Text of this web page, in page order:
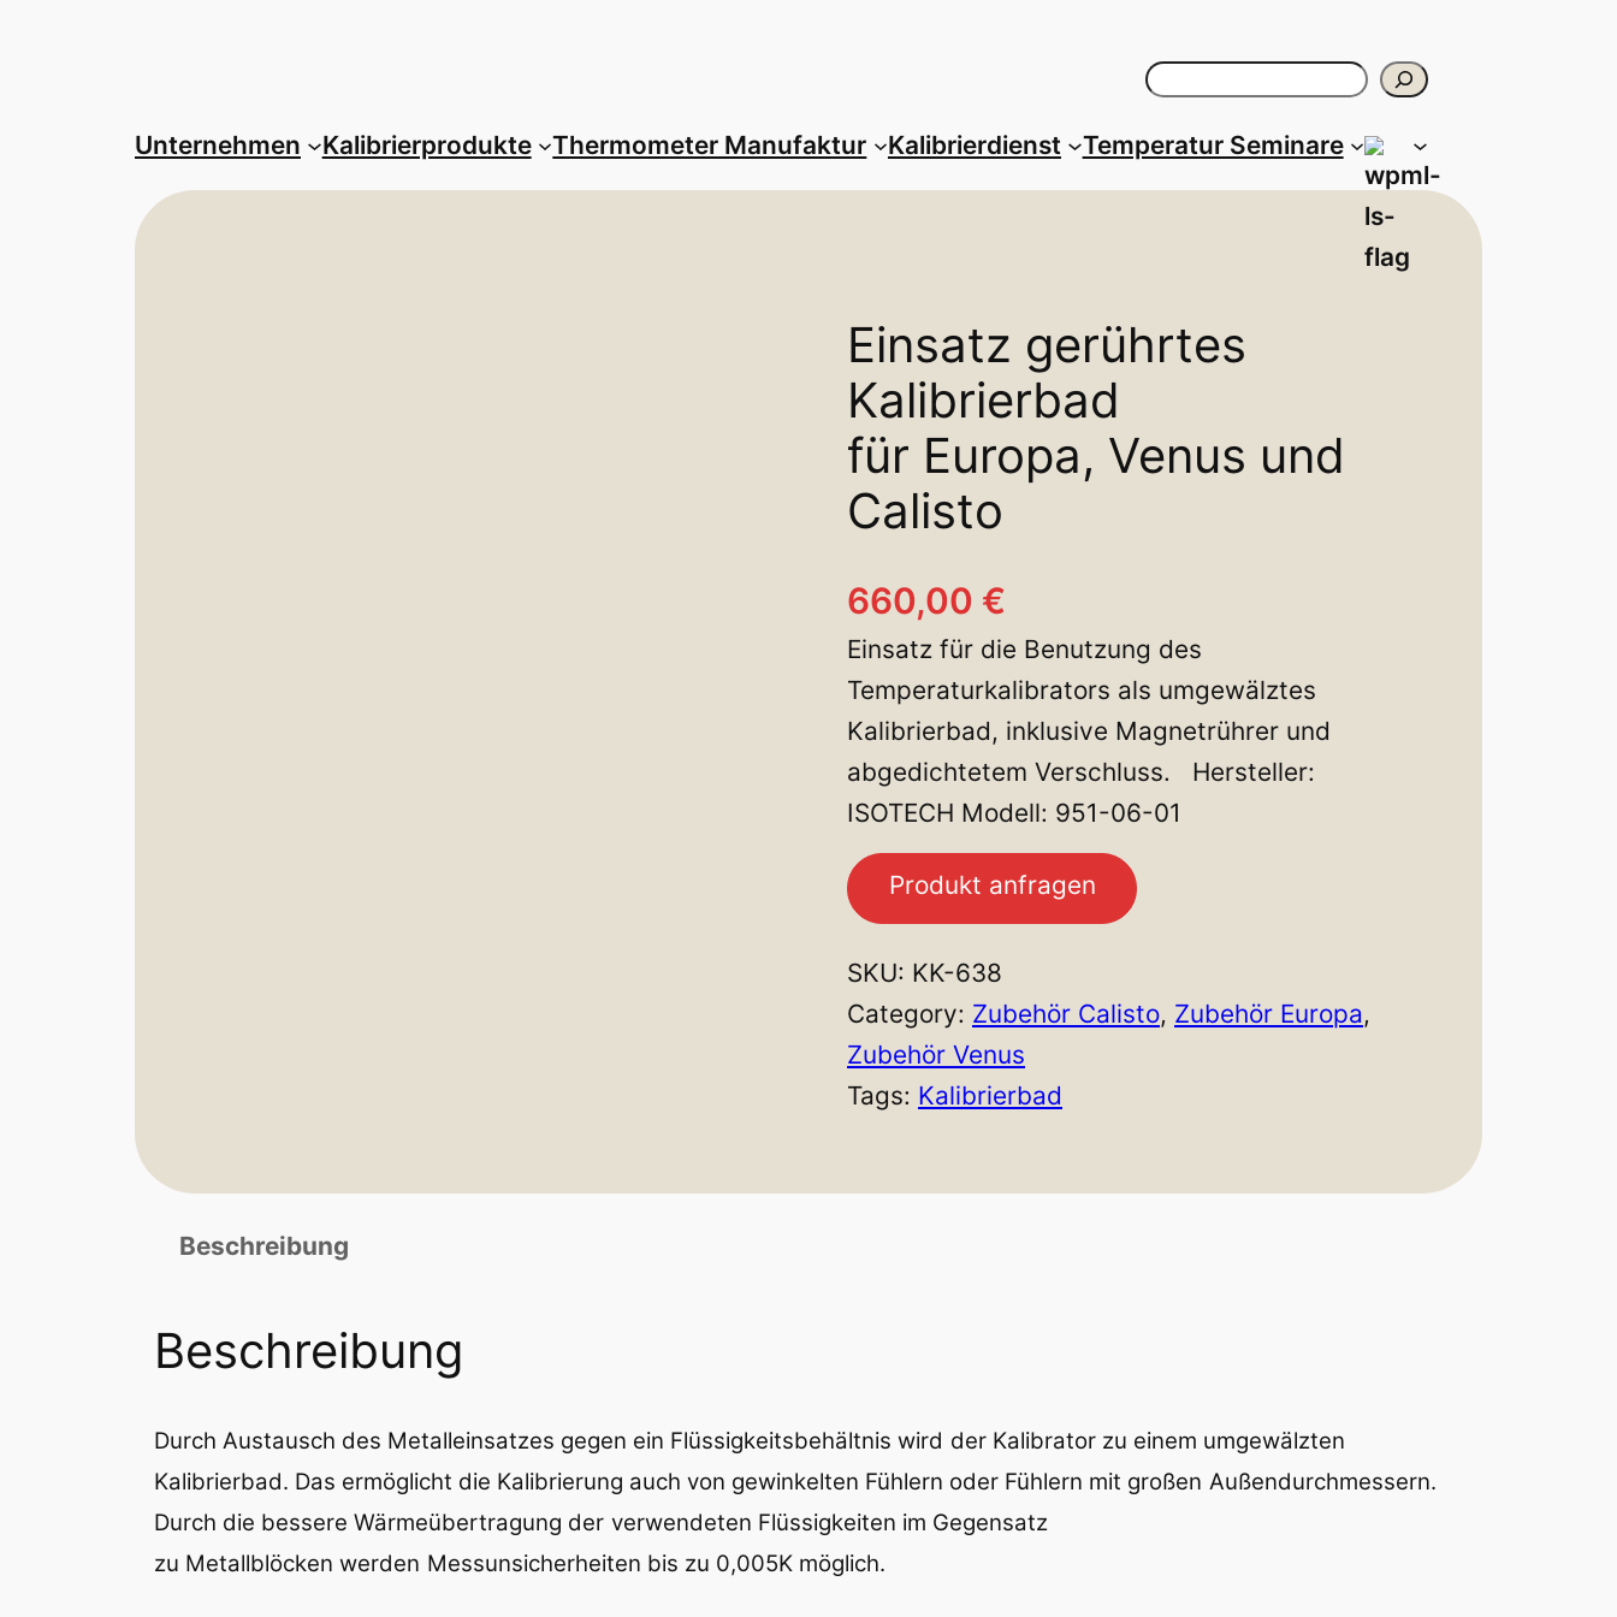
Suchen
Unternehmen Kalibrierprodukte Thermometer Manufaktur Kalibrierdienst Temperatur Seminare
Einsatz gerührtes
Kalibrierbad
für Europa, Venus und
Calisto
660,00 €
Einsatz für die Benutzung des
Temperaturkalibrators als umgewälztes
Kalibrierbad, inklusive Magnetrührer und
abgedichtetem Verschluss. Hersteller:
ISOTECH Modell: 951-06-01
Produkt anfragen
SKU: KK-638
Category: Zubehör Calisto, Zubehör Europa
Zubehör Venus
Tags: Kalibrierbad
Beschreibung
Beschreibung
Durch Austausch des Metalleinsatzes gegen ein Flüssigkeitsbehältnis wird der Kalibrator zu einem umgewälzten
Kalibrierbad. Das ermöglicht die Kalibrierung auch von gewinkelten Fühlern oder Fühlern mit großen Außendurchmessern.
Durch die bessere Wärmeübertragung der verwendeten Flüssigkeiten im Gegensatz
zu Metallblöcken werden Messunsicherheiten bis zu 0,005K möglich.